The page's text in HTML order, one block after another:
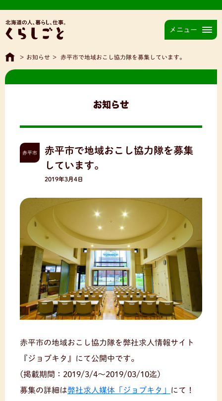
メニュー
> お知らせ > 赤平市で地域おこし協力隊を募集しています。
お知らせ
赤平市
赤平市で地域おこし協力隊を募集
しています。
2019年3月4日
赤平市の地域おこし協力隊を弊社求人情報サイト
『ジョブキタ』にて公開中です。
(掲載期間：2019/3/4〜2019/03/10迄)
募集の詳細は弊社求人媒体「ジョブキタ」 にて！